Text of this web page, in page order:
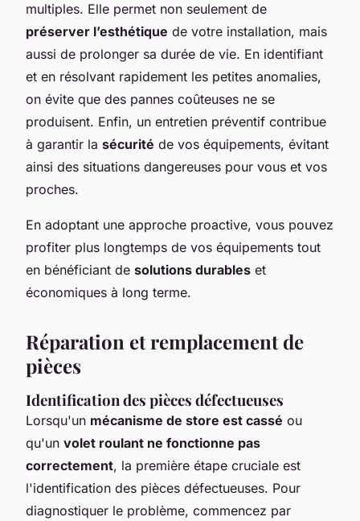
multiples. Elle permet non seulement de
préserver l’esthétique de votre installation, mais
aussi de prolonger sa durée de vie. En identifiant
et en résolvant rapidement les petites anomalies,
on évite que des pannes coûteuses ne se
produisent. Enfin, un entretien préventif contribue
à garantir la sécurité de vos équipements, évitant
ainsi des situations dangereuses pour vous et vos
proches.
En adoptant une approche proactive, vous pouvez
profiter plus longtemps de vos équipements tout
en bénéficiant de solutions durables et
économiques à long terme.
Réparation et remplacement de
pièces
Identification des pièces défectueuses
Lorsqu'un mécanisme de store est cassé ou
qu'un volet roulant ne fonctionne pas
correctement, la première étape cruciale est
l'identification des pièces défectueuses. Pour
diagnostiquer le problème, commencez par